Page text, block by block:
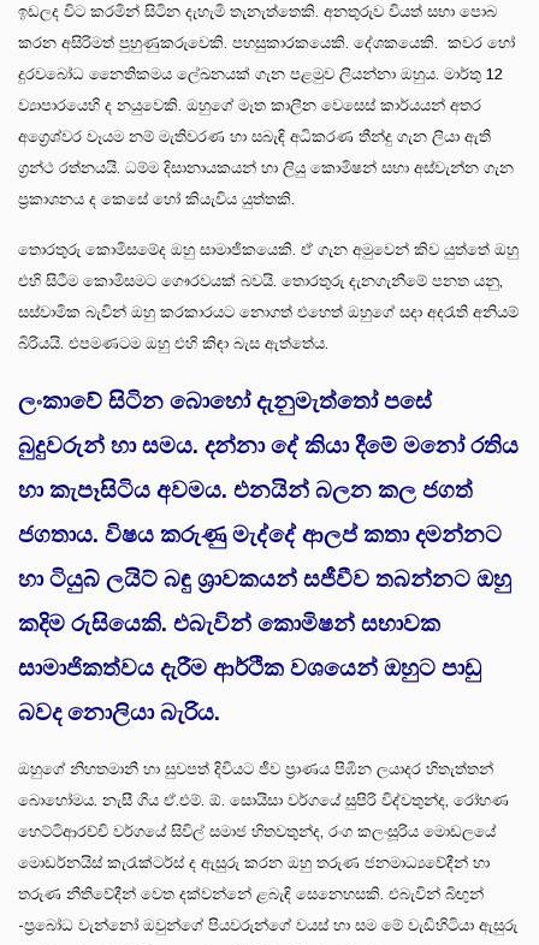
ඉඩලද විට කරමින් සිටින දැහැමි තැනැත්තෙකි. අනතුරුව වියත් සභා පොබ
කරන අසිරිමත් පුහුණුකරුවෙකි. පහසුකාරකයෙකි. දේශකයෙකි. කවර හෝ
දුරවබෝධ නෛතිකමය ලේඛනයක් ගැන පළමුව ලියන්නා ඔහුය. මාර්තු 12
ව්‍යාපාරයෙහි ද නයුවෙකි. ඔහුගේ මෑත කාලීන වෙසෙස් කාර්යයන් අතර
අග්‍රෙශ්වර වෑයම නම් මැතිවරණ හා සබැඳි අධිකරණ තීන්දු ගැන ලියා ඇති
ග්‍රන්ථ රත්නයයි. ධම්ම දිසානායකයන් හා ලියු කොමිෂන් සභා අස්වැන්න ගැන
ප්‍රකාශනය ද කෙසේ හෝ කියැවිය යුත්තකි.
තොරතුරු කොමිසමේද ඔහු සාමාජිකයෙකි. ඒ ගැන අමුවෙන් කිව යුත්තේ ඔහු
එහි සිටීම කොමිසමට ගෞරවයක් බවයි. තොරතුරු දැනගැනීමේ පනත යනු,
සස්වාමික බැවින් ඔහු කරකාරයට නොගත් එහෙත් ඔහුගේ සදා අදරැති අනියම්
බිරියයි. එපමණටම ඔහු එහි කිඳා බැස ඇත්තේය.
ලංකාවේ සිටින බොහෝ දැනුමැත්තෝ පසේ
බුදුවරුන් හා සමය. දන්නා දේ කියා දීමේ මනෝ රතිය
හා කැපෑසිටිය අවමය. එනයින් බලන කල ජගත්
ජගතාය. විෂය කරුණු මැද්දේ ආලප් කතා දමන්නට
හා ටියුබ් ලයිට් බඳු ශ්‍රාවකයන් සජීවීව තබන්නට ඔහු
කදිම රුසියෙකි. එබැවින් කොමිෂන් සභාවක
සාමාජිකත්වය දැරීම ආර්ථික වශයෙන් ඔහුට පාඩු
බවද නොලියා බැරිය.
ඔහුගේ නිහතමානී හා සුවපත් දිවියට ජීව ප්‍රාණය පිඹින ලයාදර හිතැත්තන්
බොහෝමය. නැසී ගිය ඒ.එම්. ඕ. සොයිසා වර්ගයේ සුපිරි විද්වතුන්ද, රෝහණ
හෙට්ටිආරච්චි වර්ගයේ සිවිල් සමාජ හිතවතුන්ද, රංග කලංසූරිය මොඩලයේ
මොඩර්නයිස් කැරැක්ටර්ස් ද ඇසුරු කරන ඔහු තරුණ ජනමාධ්‍යවේදීන් හා
තරුණ නීතිවේදීන් වෙත දක්වන්නේ ළබැඳි සෙනෙහසකි. එබැවින් බිඟුන්
-ප්‍රබෝධ වැන්නෝ ඔවුන්ගේ පියවරුන්ගේ වයස් හා සම මේ වැඩිහිටියා ඇසුරු